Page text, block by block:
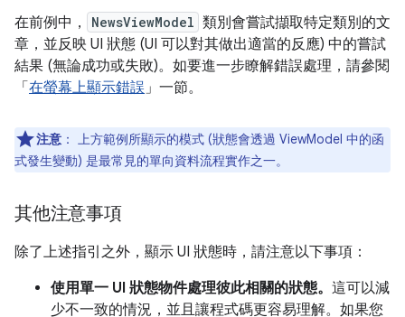
在前例中， NewsViewModel 類別會嘗試擷取特定類別的文
章，並反映 UI 狀態 (UI 可以對其做出適當的反應) 中的嘗試
結果 (無論成功或失敗)。如要進一步瞭解錯誤處理，請參閱
「 在螢幕上顯示錯誤」一節。
注意 ： 上方範例所顯示的模式 (狀態會透過 ViewModel 中的函
式發生變動) 是最常見的單向資料流程實作之一。
其他注意事項
除了上述指引之外，顯示 UI 狀態時，請注意以下事項：
使用單一 UI 狀態物件處理彼此相關的狀態。 這可以減
少不一致的情況，並且讓程式碼更容易理解。如果您